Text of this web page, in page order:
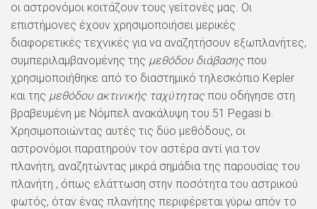
οι αστρονόμοι κοιτάζουν τους γείτονές μας. Οι
επιστήμονες έχουν χρησιμοποιήσει μερικές
διαφορετικές τεχνικές για να αναζητήσουν εξωπλανήτες,
συμπεριλαμβανομένης της μεθόδου διάβασης που
χρησιμοποιήθηκε από το διαστημικό τηλεσκόπιο Kepler
και της μεθόδου ακτινικής ταχύτητας που οδήγησε στη
βραβευμένη με Νόμπελ ανακάλυψη του 51 Pegasi b.
Χρησιμοποιώντας αυτές τις δύο μεθόδους, οι
αστρονόμοι παρατηρούν τον αστέρα αντί για τον
πλανήτη, αναζητώντας μικρά σημάδια της παρουσίας του
πλανήτη , όπως ελάττωση στην ποσότητα του αστρικού
φωτός, όταν ένας πλανήτης περιφέρεται γύρω απόν το